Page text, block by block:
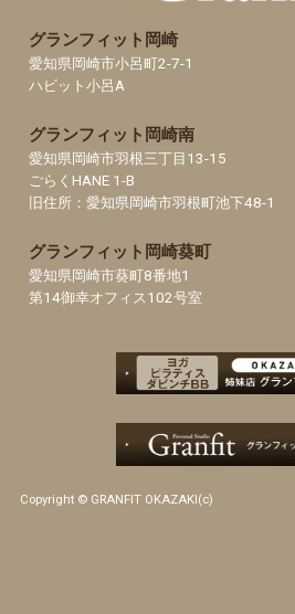
グランフィット岡崎
愛知県岡崎市小呂町2-7-1
ハビット小呂A
グランフィット岡崎南
愛知県岡崎市羽根三丁目13-15
ごらくHANE 1-B
旧住所：愛知県岡崎市羽根町池下48-1
グランフィット岡崎葵町
愛知県岡崎市葵町8番地1
第14御幸オフィス102号室
Copyright © GRANFIT OKAZAKI(c)